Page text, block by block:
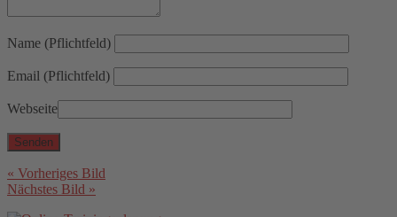
Name (Pflichtfeld)
Email (Pflichtfeld)
Webseite
« Vorheriges Bild
Nächstes Bild »